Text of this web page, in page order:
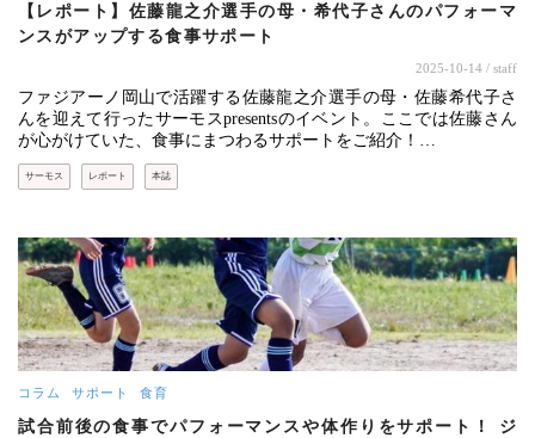
【レポート】佐藤龍之介選手の母・希代子さんのパフォーマ
ンスがアップする食事サポート
2025-10-14 / staff
ファジアーノ岡山で活躍する佐藤龍之介選手の母・佐藤希代子さ
んを迎えて行ったサーモスpresentsのイベント。ここでは佐藤さん
が心がけていた、食事にまつわるサポートをご紹介！…
サーモス レポート 本誌
コラム サポート 食育
試合前後の食事でパフォーマンスや体作りをサポート！ ジ